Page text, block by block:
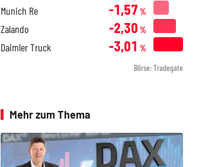
Munich Re -1,57 %
Zalando -2,30 %
Daimler Truck -3,01 %
Börse: Tradegate
Mehr zum Thema